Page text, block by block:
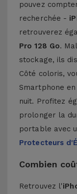
pouvez
recherchée -
retrouverez
Pro 128 Go.
stockage, ils
Côté coloris,
Smartphone
nuit. Profitez
prolonger la
portable avec
Protecteurs
Combien
Retrouvez l'